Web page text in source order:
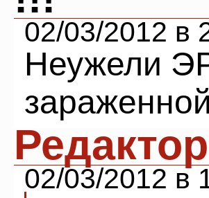
02/03/2012 в
Неужели
Редактор
02/03/2012 в